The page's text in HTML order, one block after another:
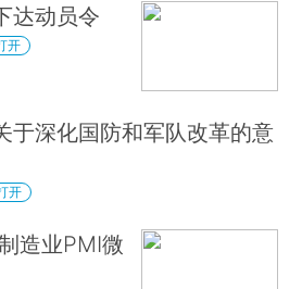
达动员令
开
于深化国防和军队改革的意
开
造业PMI微